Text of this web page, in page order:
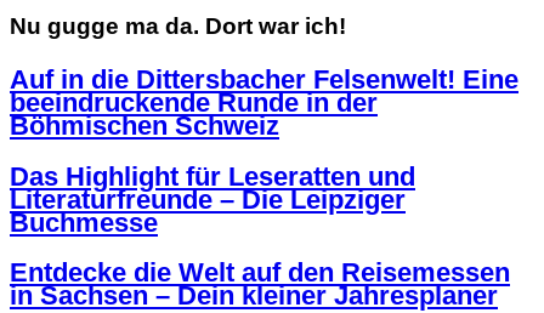
Nu gugge ma da. Dort war ich!
Auf in die Dittersbacher Felsenwelt! Eine
beeindruckende Runde in der
Böhmischen Schweiz
Das Highlight für Leseratten und
Literaturfreunde – Die Leipziger
Buchmesse
Entdecke die Welt auf den Reisemessen
in Sachsen – Dein kleiner Jahresplaner